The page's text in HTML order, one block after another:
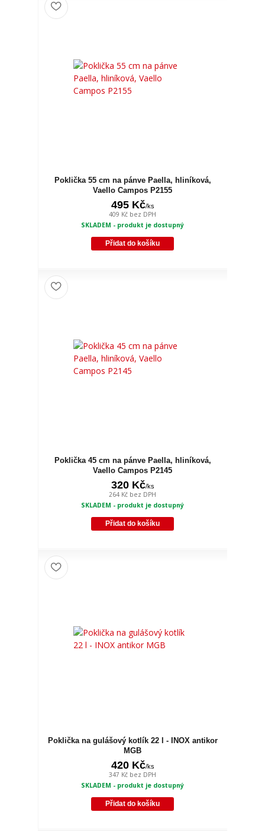
Poklička 55 cm na pánve Paella, hliníková,
Vaello Campos P2155
495 Kč/ks
409 Kč bez DPH
SKLADEM - produkt je dostupný
Přidat do košíku
Poklička 45 cm na pánve Paella, hliníková,
Vaello Campos P2145
320 Kč/ks
264 Kč bez DPH
SKLADEM - produkt je dostupný
Přidat do košíku
Poklička na gulášový kotlík 22 l - INOX antikor
MGB
420 Kč/ks
347 Kč bez DPH
SKLADEM - produkt je dostupný
Přidat do košíku